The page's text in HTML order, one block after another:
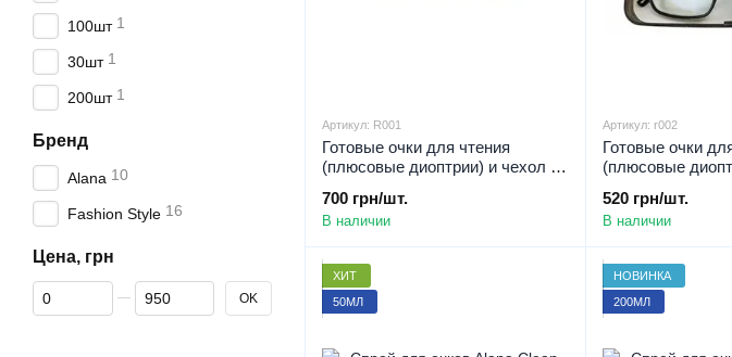
Артикул: R001
Готовые очки для чтения
(плюсовые диоптрии) и чехол в
R001
700 грн/шт.
В наличии
Артикул: r002
Готовые очки
(плюсовые
R002
520 грн/шт.
В наличии
ХИТ
50МЛ
НОВИНКА
200МЛ
100шт 1
30шт 1
200шт 1
Бренд
Alana 10
Fashion Style 16
Цена, грн
От Цена, грн
До Цена, грн OK